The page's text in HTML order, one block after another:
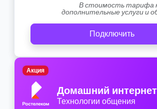
В стоимость тарифа
дополнительные услуги и
Подключить
Домашний интернет
Технологии общения
Акция